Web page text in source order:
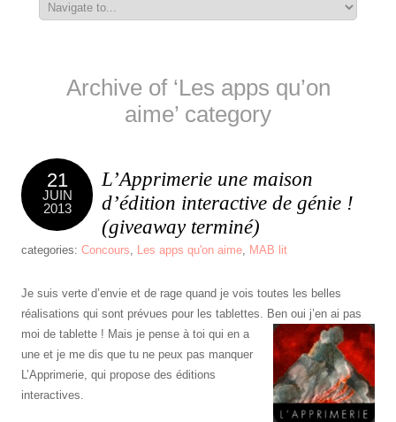
Archive of ‘Les apps qu’on
aime’ category
21
JUIN
2013
L’Apprimerie une maison
d’édition interactive de génie !
(giveaway terminé)
categories: Concours, Les apps qu'on aime, MAB lit
Je suis verte d’envie et de rage quand je vois toutes les belles
réalisations qui sont prévues pour les tablettes. Ben oui j’en ai pas
moi de tablette ! Mais je pense à toi qui en a
une et je me dis que tu ne peux pas manquer
L’Apprimerie, qui propose des éditions
interactives.